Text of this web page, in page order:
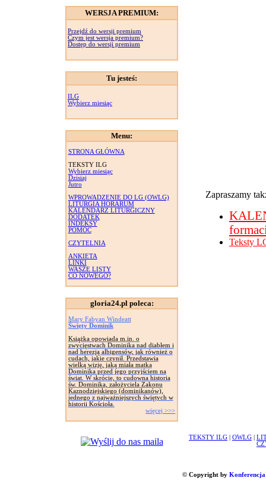
WERSJA PREMIUM:
Przejdź do wersji premium
Czym jest wersja premium?
Dostęp do wersji premium
Tu jesteś:
ILG
Wybierz miesiąc
Menu:
STRONA GŁÓWNA
TEKSTY ILG
Wybierz miesiąc
Dzisiaj
Jutro
WPROWADZENIE DO LG (OWLG)
LITURGIA HORARUM
KALENDARZ LITURGICZNY
DODATEK
INDEKSY
POMOC
CZYTELNIA
ANKIETA
LINKI
WASZE LISTY
CO NOWEGO?
gloria24.pl poleca:
Mary Fabyan Windeatt
Święty Dominik
Książka opowiada m.in. o
zwycięstwach Dominika nad diabłem i
nad herezją albigensów, jak również o
cudach, jakie czynił. Przedstawia
wielką wizję, jaką miała matka
Dominika przed jego przyjściem na
świat. W skrócie, to cudowna historia
św. Dominika, założyciela Zakonu
Kaznodziejskiego (dominikanów),
jednego z najważniejszych świętych w
historii Kościoła.
więcej >>>
Zapraszamy
Teksty
TEKSTY ILG OWLG
© Copyright by Konferencja